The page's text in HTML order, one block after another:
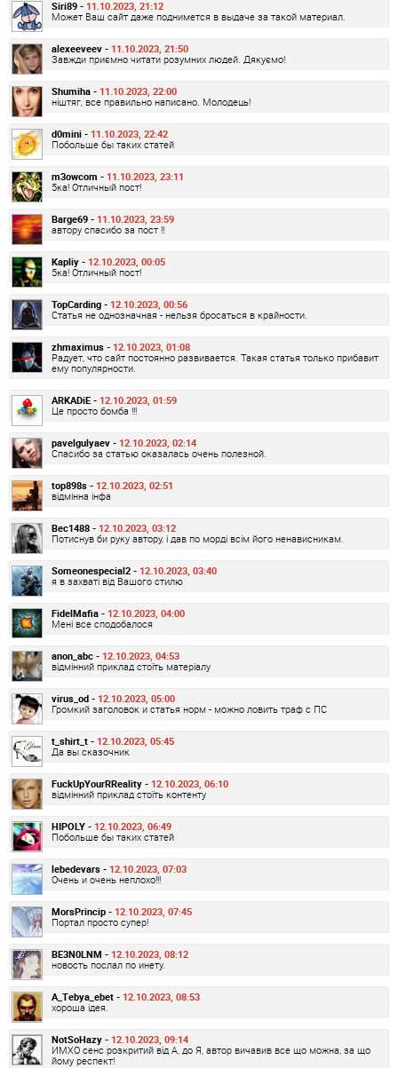
Siri89 - 11.10.2023, 21:12
Может Ваш сайт даже поднимется в выдаче за такой материал.
alexeeveev - 11.10.2023, 21:50
Завжди приємно читати розумних людей. Дякуємо!
Shumiha - 11.10.2023, 22:00
ніштяг, все правильно написано. Молодець!
d0mini - 11.10.2023, 22:42
Побольше бы таких статей
m3owcom - 11.10.2023, 23:11
5ка! Отличный пост!
Barge69 - 11.10.2023, 23:59
автору спасибо за пост !!
Kapliy - 12.10.2023, 00:05
5ка! Отличный пост!
TopCarding - 12.10.2023, 00:56
Статья не однозначная - нельзя бросаться в крайности.
zhmaximus - 12.10.2023, 01:08
Радует, что сайт постоянно развивается. Такая статья только прибавит
ему популярности.
ARKADiE - 12.10.2023, 01:59
Це просто бомба !!!
pavelgulyaev - 12.10.2023, 02:14
Спасибо за статью оказалась очень полезной.
top898s - 12.10.2023, 02:51
відмінна інфа
Bec1488 - 12.10.2023, 03:12
Потиснув би руку автору, і дав по морді всім його ненависникам.
Someonespecial2 - 12.10.2023, 03:40
я в захваті від Вашого стилю
FidelMafia - 12.10.2023, 04:00
Мені все сподобалося
anon_abc - 12.10.2023, 04:53
відмінний приклад стоїть матеріалу
virus_od - 12.10.2023, 05:00
Громкий заголовок и статья норм - можно ловить траф с ПС
t_shirt_t - 12.10.2023, 05:45
Да вы сказочник
FuckUpYourRReality - 12.10.2023, 06:10
відмінний приклад стоїть контенту
HIPOLY - 12.10.2023, 06:49
Побольше бы таких статей
lebedevars - 12.10.2023, 07:03
Очень и очень неплохо!!!
MorsPrincip - 12.10.2023, 07:45
Портал просто супер!
BE3N0LNM - 12.10.2023, 08:12
новость послал по инету.
A_Tebya_ebet - 12.10.2023, 08:53
хороша ідея.
NotSoHazy - 12.10.2023, 09:14
ИМХО сенс розкритий від А, до Я, автор вичавив все що можна, за що
йому респект!